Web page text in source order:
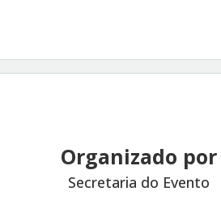
Organizado por
Secretaria do Evento